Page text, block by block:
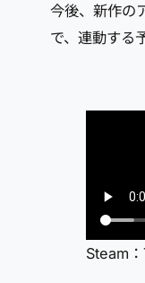
今後、新作の
で、連動する
Steam